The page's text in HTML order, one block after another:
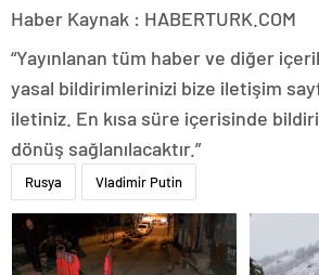
Haber Kaynak : HABERTURK.COM
“Yayınlanan tüm haber ve diğer
yasal bildirimlerinizi bize iletişim
iletiniz. En kısa süre içerisinde
dönüş sağlanılacaktır.”
Rusya Vladimir Putin